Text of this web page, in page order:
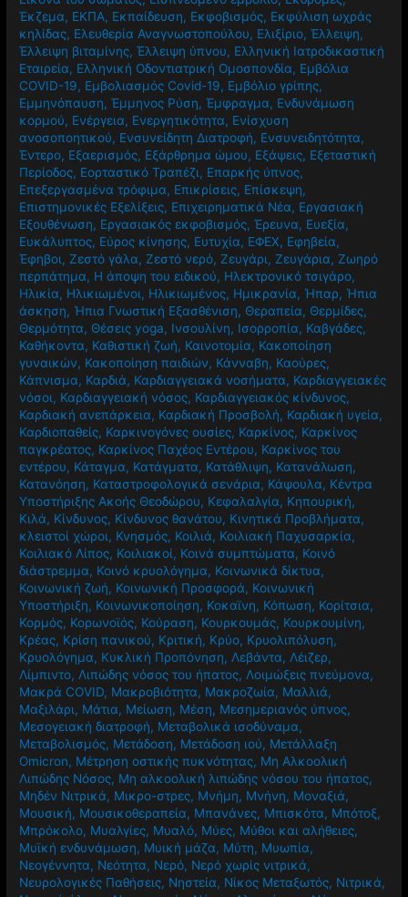
Έκζεμα, ΕΚΠΑ, Εκπαίδευση, Εκφοβισμός, Εκφύλιση ωχράς
κηλίδας, Ελευθερία Αναγνωστοπούλου, Ελιξίριο,Έλλειψη,
Έλλειψη βιταμίνης,Έλλειψη ύπνου, Ελληνική Ιατροδικαστική
Εταιρεία, Ελληνική Οδοντιατρική Ομοσπονδία, Εμβόλια
COVID-19, Εμβολιασμός Covid-19, Εμβόλιο γρίπης,
Εμμηνόπαυση,Έμμηνος Ρύση,Έμφραγμα, Ενδυνάμωση
κορμού, Ενέργεια, Ενεργητικότητα, Ενίσχυση
ανοσοποητικού, Ενσυνείδητη Διατροφή, Ενσυνειδητότητα,
Έντερο, Εξαερισμός, Εξάρθρημα ώμου, Εξάψεις, Εξεταστική
Περίοδος, Εορταστικό Τραπέζι, Επαρκής ύπνος,
Επεξεργασμένα τρόφιμα, Επικρίσεις, Επίσκεψη,
Επιστημονικές Εξελίξεις, Επιχειρηματικά Νέα, Εργασιακή
Εξουθένωση, Εργασιακός εκφοβισμός,Έρευνα, Ευεξία,
Ευκάλυπτος, Εύρος κίνησης, Ευτυχία, ΕΦΕΧ, Εφηβεία,
Έφηβοι,Ζεστό γάλα,Ζεστό νερό,Ζευγάρι,Ζευγάρια,Ζωηρό
περπάτημα, Η άποψη του ειδικού, Ηλεκτρονικό τσιγάρο,
Ηλικία, Ηλικιωμένοι, Ηλικιωμένος, Ημικρανία, Ήπαρ, Ήπια
άσκηση, Ήπια Γνωστική Εξασθένιση, Θεραπεία, Θερμίδες,
Θερμότητα, Θέσεις yoga, Ινσουλίνη, Ισορροπία, Καβγάδες,
Καθήκοντα, Καθιστική ζωή, Καινοτομία, Κακοποίηση
γυναικών, Κακοποίηση παιδιών, Κάνναβη, Καούρες,
Κάπνισμα, Καρδιά, Καρδιαγγειακά νοσήματα, Καρδιαγγειακές
νόσοι, Καρδιαγγειακή νόσος, Καρδιαγγειακός κίνδυνος,
Καρδιακή ανεπάρκεια, Καρδιακή Προσβολή, Καρδιακή υγεία,
Καρδιοπαθείς, Καρκινογόνες ουσίες, Καρκίνος, Καρκίνος
παγκρέατος, Καρκίνος Παχέος Εντέρου, Καρκίνος του
εντέρου, Κάταγμα, Κατάγματα, Κατάθλιψη, Κατανάλωση,
Κατανόηση, Καταστροφολογικά σενάρια, Κάψουλα, Κέντρα
Υποστήριξης Ακοής Θεοδώρου, Κεφαλαλγία, Κηπουρική,
Κιλά, Κίνδυνος, Κίνδυνος θανάτου, Κινητικά Προβλήματα,
κλειστοί χώροι, Κνησμός, Κοιλιά, Κοιλιακή Παχυσαρκία,
Κοιλιακό Λίπος, Κοιλιακοί, Κοινά συμπτώματα, Κοινό
διάστρεμμα, Κοινό κρυολόγημα, Κοινωνικά δίκτυα,
Κοινωνική ζωή, Κοινωνική Προσφορά, Κοινωνική
Υποστήριξη, Κοινωνικοποίηση, Κοκαϊνη, Κόπωση, Κορίτσια,
Κορμός, Κορωνοϊός, Κούραση, Κουρκουμάς, Κουρκουμίνη,
Κρέας, Κρίση πανικού, Κριτική, Κρύο, Κρυολιπόλυση,
Κρυολόγημα, Κυκλική Προπόνηση, Λεβάντα, Λέιζερ,
Λίμπιντο, Λιπώδης νόσος του ήπατος, Λοιμώξεις πνεύμονα,
Μακρά COVID, Μακροβιότητα, Μακροζωία, Μαλλιά,
Μαξιλάρι, Μάτια, Μείωση, Μέση, Μεσημεριανός ύπνος,
Μεσογειακή διατροφή, Μεταβολικά ισοδύναμα,
Μεταβολισμός, Μετάδοση, Μετάδοση ιού, Μετάλλαξη
Omicron, Μέτρηση οστικής πυκνότητας, Μη Αλκοολική
Λιπώδης Νόσος, Μη αλκοολική λιπώδης νόσου του ήπατος,
Μηδέν Νιτρικά, Μικρο-στρες, Μνήμη, Μνήνη, Μοναξιά,
Μουσική, Μουσικοθεραπεία, Μπανάνες, Μπισκότα, Μπότοξ,
Μπρόκολο, Μυαλγίες, Μυαλό, Μύες, Μύθοι και αλήθειες,
Μυϊκή ενδυνάμωση, Μυική μάζα, Μύτη, Μυωπία,
Νεογέννητα, Νεότητα, Νερό, Νερό χωρίς νιτρικά,
Νευρολογικές Παθήσεις, Νηστεία, Νίκος Μεταξωτός, Νιτρικά,